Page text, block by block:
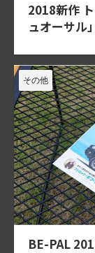
2018新作
ュオーサル
その他
BE-PAL